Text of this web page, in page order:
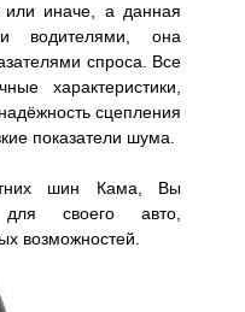
иначе, а данная
водителями, она
спроса. Все
характеристики,
сцепления
показатели шума.
шин Кама, Вы
своего авто,
возможностей.